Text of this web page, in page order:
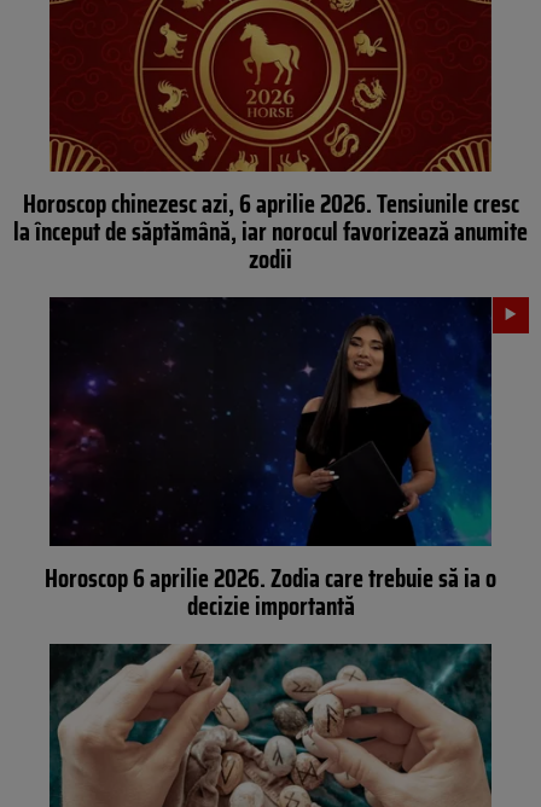
Horoscop chinezesc azi, 6 aprilie 2026. Tensiunile cresc
la început de săptămână, iar norocul favorizează anumite
zodii
Horoscop 6 aprilie 2026. Zodia care trebuie să ia o
decizie importantă